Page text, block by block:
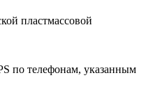
пластмассовой
по телефонам, указанным